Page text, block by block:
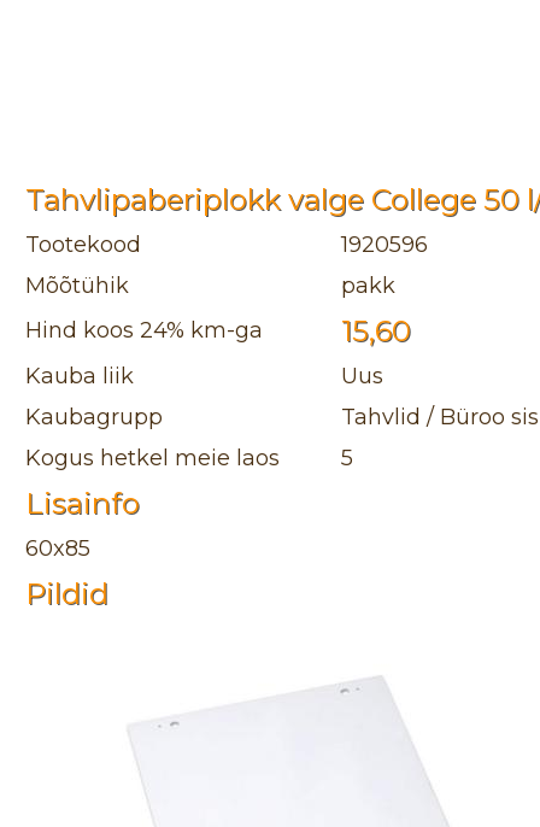
Tahvlipaberiplokk valge College 50
Tootekood
1920596
Mõõtühik
pakk
Hind koos 24% km-ga
15,60
Kauba liik
Uus
Kaubagrupp
Tahvlid / Büroo
Kogus hetkel meie laos
5
Lisainfo
60x85
Pildid